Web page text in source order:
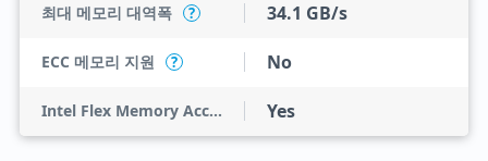
최대 메모리 대역폭 ? 34.1 GB/s
ECC 메모리 지원 ? No
Intel Flex Memory Access Yes